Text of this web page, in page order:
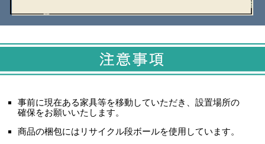
事前に現在ある家具等を移動していただき、設置場所の
確保をお願いいたします。
商品の梱包にはリサイクル段ボールを使用しています。